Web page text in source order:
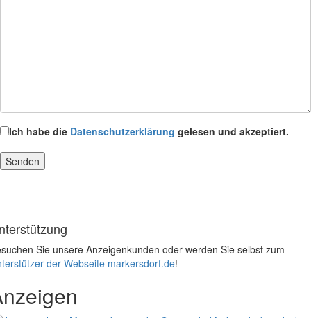
Ich habe die Datenschutzerklärung gelesen und akzeptiert.
Sie unsere Anzeigenkunden oder werden Sie selbst zum
der Webseite markersdorf.de!